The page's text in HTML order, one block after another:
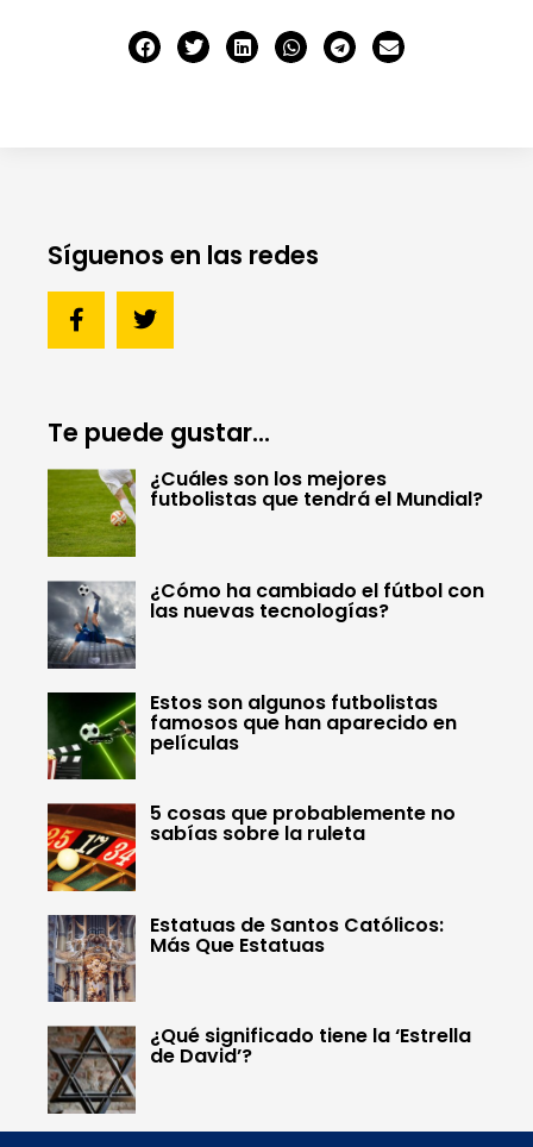
Síguenos en las redes
Te puede gustar...
¿Cuáles son los mejores
futbolistas que tendrá el Mundial?
¿Cómo ha cambiado el fútbol con
las nuevas tecnologías?
Estos son algunos futbolistas
famosos que han aparecido en
películas
5 cosas que probablemente no
sabías sobre la ruleta
Estatuas de Santos Católicos:
Más Que Estatuas
¿Qué significado tiene la ‘Estrella
de David’?